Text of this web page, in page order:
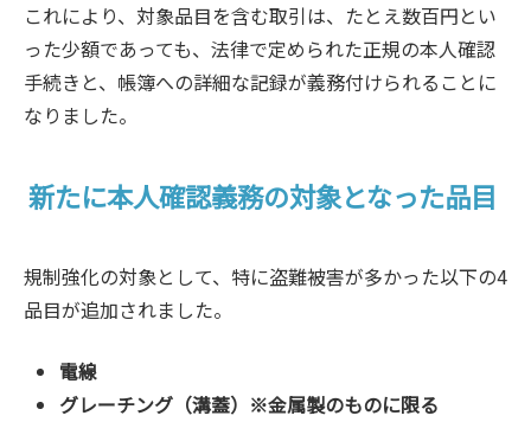
これにより、対象品目を含む取引は、たとえ数百円とい
った少額であっても、法律で定められた正規の本人確認
手続きと、帳簿への詳細な記録が義務付けられることに
なりました。
新たに本人確認義務の対象となった品目
規制強化の対象として、特に盗難被害が多かった以下の4
品目が追加されました。
電線
グレーチング（溝蓋）※金属製のものに限る